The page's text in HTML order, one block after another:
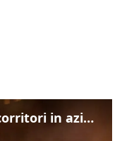
Odessa sotto attacco, i soccorritori in azione